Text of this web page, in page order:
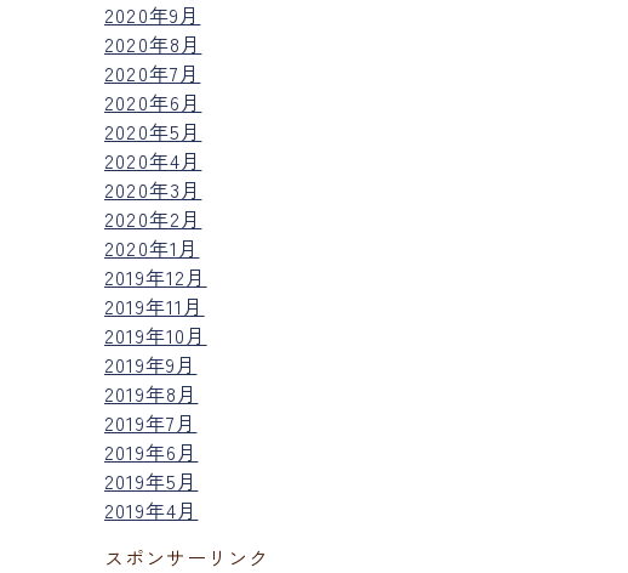
2020年9月
2020年8月
2020年7月
2020年6月
2020年5月
2020年4月
2020年3月
2020年2月
2020年1月
2019年12月
2019年11月
2019年10月
2019年9月
2019年8月
2019年7月
2019年6月
2019年5月
2019年4月
スポンサーリンク